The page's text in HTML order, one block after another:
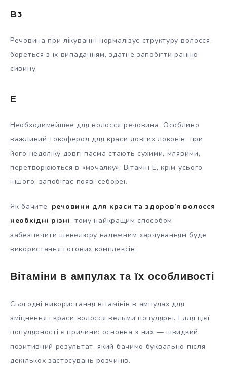
В3
Речовина при лікуванні нормалізує структуру волосся,
бореться з їх випаданням, здатне запобігти ранню
сивину.
Е
Необходимейшее для волосся речовина. Особливо
важливий токоферол для краси довгих локонів: при
його недоліку довгі пасма стають сухими, млявими,
перетворюються в «мочалку». Вітамін Е, крім усього
іншого, запобігає появі себореї.
Як бачите, речовини для краси та здоров’я волосся
необхідні різні, тому найкращим способом
забезпечити шевелюру належним харчуванням буде
використання готових комплексів.
Вітаміни в ампулах та їх особливості
Сьогодні використання вітамінів в ампулах для
зміцнення і краси волосся вельми популярні. І для цієї
популярності є причини: основна з них — швидкий
позитивний результат, який бачимо буквально після
декількох застосувань розчинів.